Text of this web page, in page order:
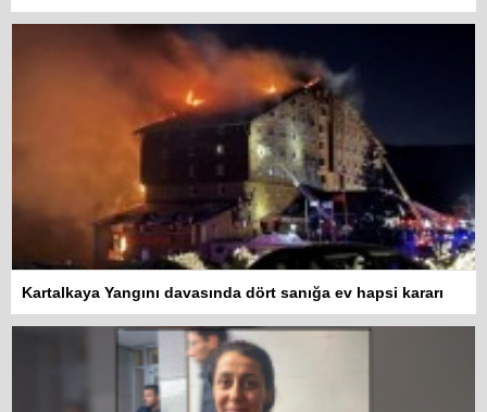
Kartalkaya Yangını davasında dört sanığa ev hapsi kararı